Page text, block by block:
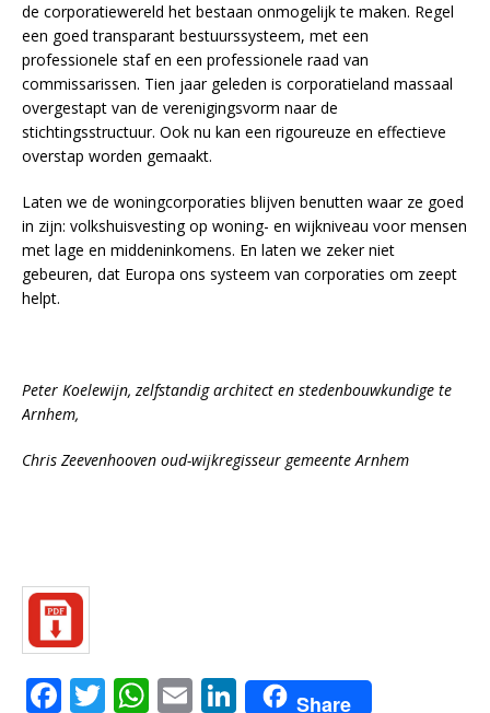
de corporatiewereld het bestaan onmogelijk te maken. Regel
een goed transparant bestuurssysteem, met een
professionele staf en een professionele raad van
commissarissen. Tien jaar geleden is corporatieland massaal
overgestapt van de verenigingsvorm naar de
stichtingsstructuur. Ook nu kan een rigoureuze en effectieve
overstap worden gemaakt.
Laten we de woningcorporaties blijven benutten waar ze goed
in zijn: volkshuisvesting op woning- en wijkniveau voor mensen
met lage en middeninkomens. En laten we zeker niet
gebeuren, dat Europa ons systeem van corporaties om zeept
helpt.
Peter Koelewijn, zelfstandig architect en stedenbouwkundige te
Arnhem,
Chris Zeevenhooven oud-wijkregisseur gemeente Arnhem
F T W E Li
Share